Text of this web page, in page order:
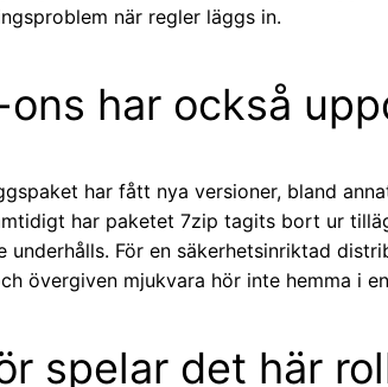
när regler läggs in.
har också
har fått nya versioner, bland
har paketet 7zip tagits bort ur
underhålls. För en säkerhetsinriktad
övergiven mjukvara hör inte hemma i
spelar det här